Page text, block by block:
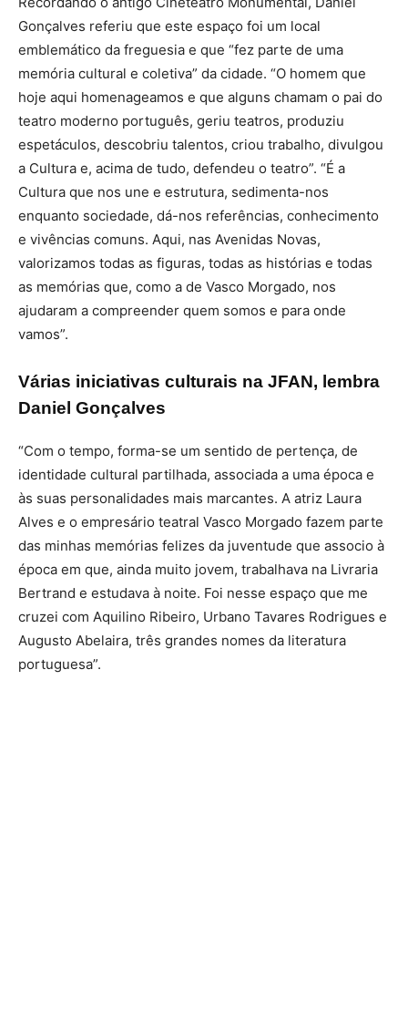
Gonçalves referiu que este espaço foi um local
emblemático da freguesia e que “fez parte de uma
memória cultural e coletiva” da cidade. “O homem que
hoje aqui homenageamos e que alguns chamam o pai do
teatro moderno português, geriu teatros, produziu
espetáculos, descobriu talentos, criou trabalho, divulgou
a Cultura e, acima de tudo, defendeu o teatro”. “É a
Cultura que nos une e estrutura, sedimenta-nos
enquanto sociedade, dá-nos referências, conhecimento
e vivências comuns. Aqui, nas Avenidas Novas,
valorizamos todas as figuras, todas as histórias e todas
as memórias que, como a de Vasco Morgado, nos
ajudaram a compreender quem somos e para onde
vamos”.
Várias iniciativas culturais na JFAN, lembra
Daniel Gonçalves
“Com o tempo, forma-se um sentido de pertença, de
identidade cultural partilhada, associada a uma época e
às suas personalidades mais marcantes. A atriz Laura
Alves e o empresário teatral Vasco Morgado fazem parte
das minhas memórias felizes da juventude que associo à
época em que, ainda muito jovem, trabalhava na Livraria
Bertrand e estudava à noite. Foi nesse espaço que me
cruzei com Aquilino Ribeiro, Urbano Tavares Rodrigues e
Augusto Abelaira, três grandes nomes da literatura
portuguesa”.